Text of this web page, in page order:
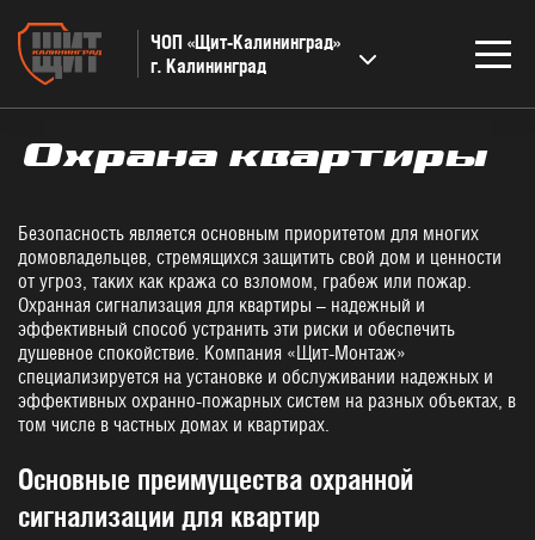
ЧОП «Щит-Калининград»
г. Калининград
НАПРАВЛЕНИЯ
Физическая охрана
Охрана квартиры
Охранная сигнализация для бизнеса
Обслуживание охранной сигнализации
Охрана и сопровождение грузов
Тревожная кнопка
КЛИЕНТАМ
Охрана квартиры
Безопасность является основным приоритетом для многих
домовладельцев, стремящихся защитить свой дом и ценности
от угроз, таких как кража со взломом, грабеж или пожар.
Охранная сигнализация для квартиры – надежный и
эффективный способ устранить эти риски и обеспечить
душевное спокойствие. Компания «Щит-Монтаж»
специализируется на установке и обслуживании надежных и
эффективных охранно-пожарных систем на разных объектах, в
том числе в частных домах и квартирах.
Основные преимущества охранной
сигнализации для квартир